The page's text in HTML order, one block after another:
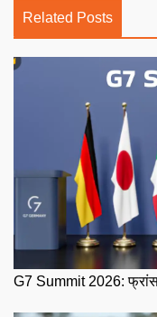
Related Posts
G7 Summit 2026: